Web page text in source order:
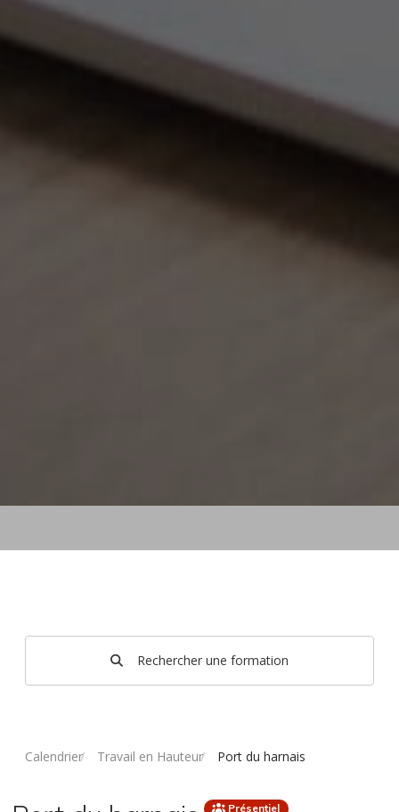
Rechercher une formation
Calendrier Travail en Hauteur Port du harnais
Présentiel